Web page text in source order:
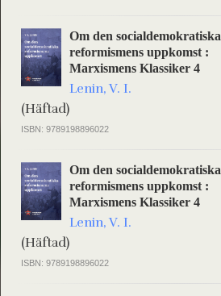
Om den socialdemokratiska
reformismens uppkomst :
Marxismens Klassiker 4
Lenin, V. I.
(Häftad)
ISBN: 9789198896022
Om den socialdemokratiska
reformismens uppkomst :
Marxismens Klassiker 4
Lenin, V. I.
(Häftad)
ISBN: 9789198896022